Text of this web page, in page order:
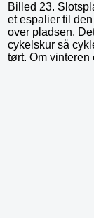
Billed 23.
et espalier til
over pladsen.
cykelskur så
tørt. Om vinteren